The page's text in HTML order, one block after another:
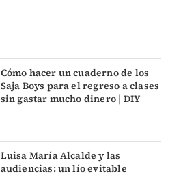
Cómo hacer un cuaderno de los
Saja Boys para el regreso a clases
sin gastar mucho dinero | DIY
Luisa María Alcalde y las
audiencias: un lío evitable